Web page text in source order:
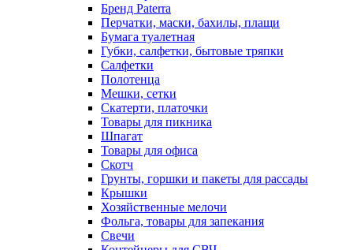
Бренд Paterra
Перчатки, маски, бахилы, плащи
Бумага туалетная
Губки, салфетки, бытовые тряпки
Салфетки
Полотенца
Мешки, сетки
Скатерти, платочки
Товары для пикника
Шпагат
Товары для офиса
Скотч
Грунты, горшки и пакеты для рассады
Крышки
Хозяйственные мелочи
Фольга, товары для запекания
Свечи